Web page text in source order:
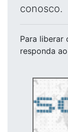
conosco.
Para liberar
responda